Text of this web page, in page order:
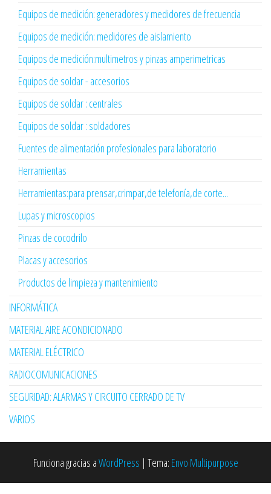
Equipos de medición: generadores y medidores de frecuencia
Equipos de medición: medidores de aislamiento
Equipos de medición:multimetros y pinzas amperimetricas
Equipos de soldar - accesorios
Equipos de soldar : centrales
Equipos de soldar : soldadores
Fuentes de alimentación profesionales para laboratorio
Herramientas
Herramientas:para prensar,crimpar,de telefonía,de corte...
Lupas y microscopios
Pinzas de cocodrilo
Placas y accesorios
Productos de limpieza y mantenimiento
INFORMÁTICA
MATERIAL AIRE ACONDICIONADO
MATERIAL ELÉCTRICO
RADIOCOMUNICACIONES
SEGURIDAD: ALARMAS Y CIRCUITO CERRADO DE TV
VARIOS
Funciona gracias aWordPress | Tema: Envo Multipurpose